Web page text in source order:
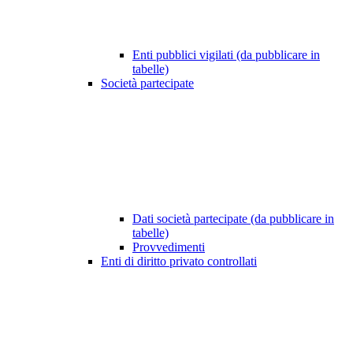
Enti pubblici vigilati (da pubblicare in
tabelle)
Società partecipate
Dati società partecipate (da pubblicare in
tabelle)
Provvedimenti
Enti di diritto privato controllati